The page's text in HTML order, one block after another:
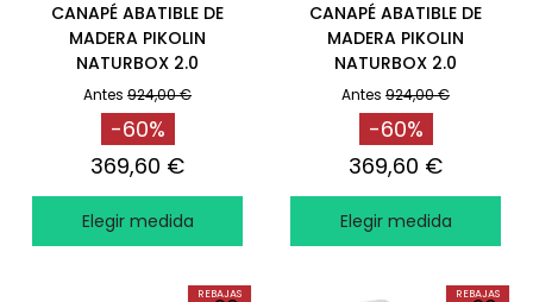
CANAPÉ ABATIBLE DE
MADERA PIKOLIN
NATURBOX 2.0
RESISTENTE GLACIAR
Antes 924,00 €
-60%
369,60 €
Elegir medida
CANAPÉ ABATIBLE DE
MADERA PIKOLIN
NATURBOX 2.0
RESISTENTE NATURAL
Antes 924,00 €
-60%
369,60 €
Elegir medida
REBAJAS REBAJAS